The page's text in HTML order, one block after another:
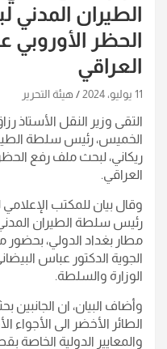
الطيران
الحظر الأوروبي
العراقي
11 يوليو، 2024 هيئة التحرير
التقى وزير النقل الأستاذ
الخميس، رئيس سلطة
ريكاني، لبحث ملف رفع
العراقي.
وقال بيان للمكتب الإعلامي
رئيس سلطة الطيران المدني
مطار بغداد الدولي، بحضور
الجوية الدكتور عباس
الوزارة والسلطة.
وأضاف البيان، ان الجانبين
الطائر الأخضر الى الأجواء
والمعايير الدولية الخاصة